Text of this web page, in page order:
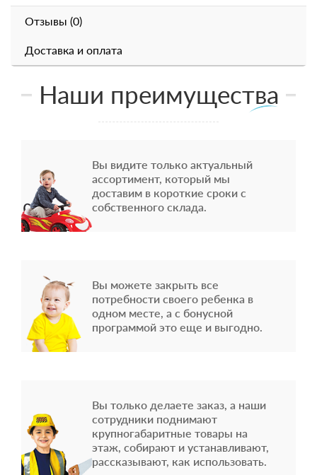
Отзывы (0)
Доставка и оплата
Наши преимущества
Вы видите только актуальный
ассортимент, который мы
доставим в короткие сроки с
собственного склада.
Вы можете закрыть все
потребности своего ребенка в
одном месте, а с бонусной
программой это еще и выгодно.
Вы только делаете заказ, а наши
сотрудники поднимают
крупногабаритные товары на
этаж, собирают и устанавливают,
рассказывают, как использовать.